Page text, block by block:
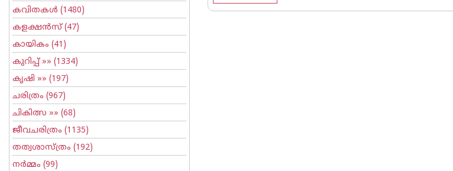
കവിതകള്‍ (1480)
കളക്ഷന്‍സ്(47)
കായികം (41)
കുറിപ്പ്‌ »» (1334)
കൃഷി »» (197)
ചരിത്രം (967)
ചികിത്സ »» (68)
ജീവചരിത്രം (1135)
തത്വശാസ്ത്രം (192)
നര്‍മ്മം (99)